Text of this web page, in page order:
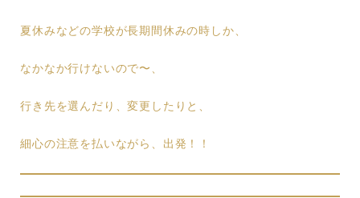
夏休みなどの学校が長期間休みの時しか、
なかなか行けないので〜、
行き先を選んだり、変更したりと、
細心の注意を払いながら、出発！！